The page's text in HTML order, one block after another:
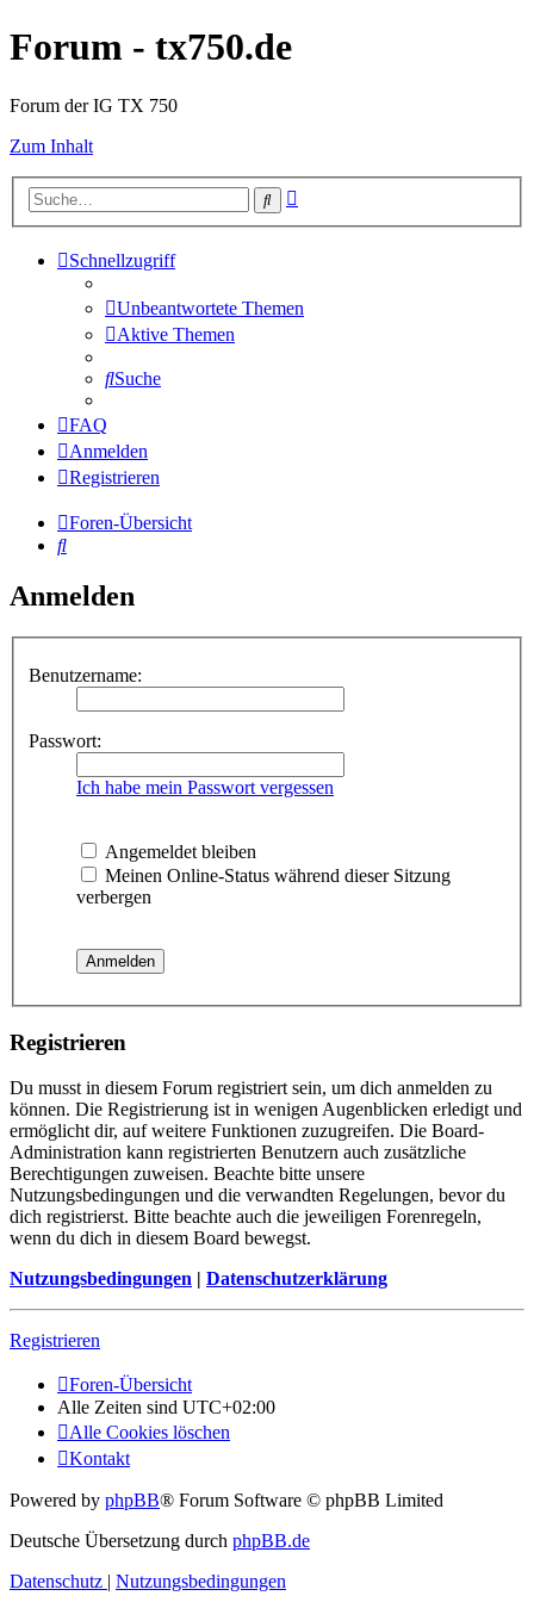
Forum - tx750.de
Forum der IG TX 750
Zum Inhalt
Suche
Schnellzugriff
Unbeantwortete Themen
Aktive Themen
Suche
FAQ
Anmelden
Registrieren
Foren-Übersicht
Suche
Anmelden
Benutzername:
Passwort:
Ich habe mein Passwort vergessen
Angemeldet bleiben
Meinen Online-Status während dieser Sitzung
verbergen
Registrieren
Du musst in diesem Forum registriert sein, um dich anmelden zu
können. Die Registrierung ist in wenigen Augenblicken erledigt und
ermöglicht dir, auf weitere Funktionen zuzugreifen. Die Board-
Administration kann registrierten Benutzern auch zusätzliche
Berechtigungen zuweisen. Beachte bitte unsere
Nutzungsbedingungen und die verwandten Regelungen, bevor du
dich registrierst. Bitte beachte auch die jeweiligen Forenregeln,
wenn du dich in diesem Board bewegst.
Nutzungsbedingungen | Datenschutzerklärung
Registrieren
Foren-Übersicht
Alle Zeiten sind UTC+02:00
Alle Cookies löschen
Kontakt
Powered by phpBB® Forum Software © phpBB Limited
Deutsche Übersetzung durch phpBB.de
Datenschutz | Nutzungsbedingungen